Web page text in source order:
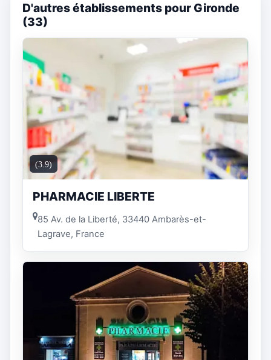
D'autres établissements pour Gironde
(33)
(3.9)
PHARMACIE LIBERTE
85 Av. de la Liberté, 33440 Ambarès-et-
Lagrave, France